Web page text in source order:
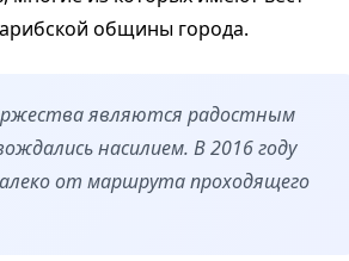
общины города.
являются радостным
насилием. В 2016 году
от маршрута проходящего